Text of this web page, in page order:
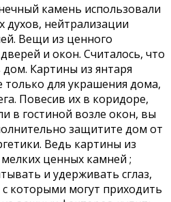
камень использовали
духов, нейтрализации
Вещи из ценного
и окон. Считалось, что
дом. Картины из янтаря
для украшения дома,
Повесив их в коридоре,
в гостиной возле окон, вы
защитите дом от
Ведь картины из
ценных камней ;
и удерживать сглаз,
которыми могут приходить